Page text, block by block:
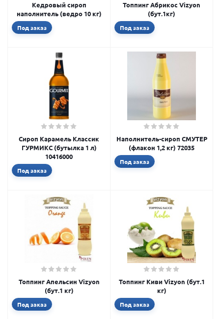
Кедровый сироп
наполнитель (ведро 10 кг)
Под заказ
Топпинг Абрикос Vizyon
(бут.1кг)
Под заказ
Сироп Карамель Классик
ГУРМИКС (бутылка 1 л)
10416000
Под заказ
Наполнитель-сироп СМУТЕР
(флакон 1,2 кг) 72035
Под заказ
Топпинг Апельсин Vizyon
(бут.1 кг)
Под заказ
Топпинг Киви Vizyon (бут.1
кг)
Под заказ